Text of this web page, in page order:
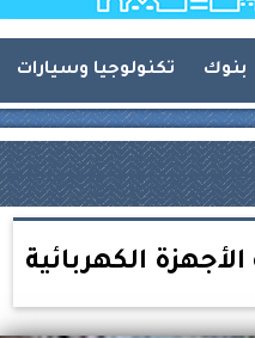
بنوك تكنولوجيا وسيارات
الكهربائية